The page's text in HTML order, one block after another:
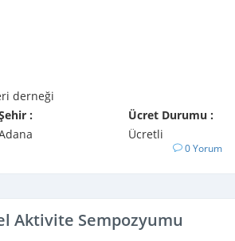
derneği
:
Ücret Durumu :
Ücretli
0 Yorum
Aktivite Sempozyumu